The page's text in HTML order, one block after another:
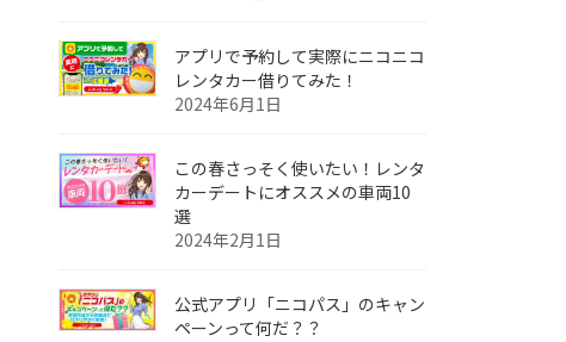
アプリで予約して実際にニコニコ
レンタカー借りてみた！
2024年6月1日
この春さっそく使いたい！レンタ
カーデートにオススメの車両10
選
2024年2月1日
公式アプリ「ニコパス」のキャン
ペーンって何だ？？